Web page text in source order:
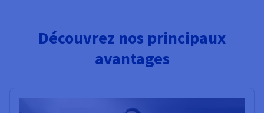
Découvrez nos principaux
avantages